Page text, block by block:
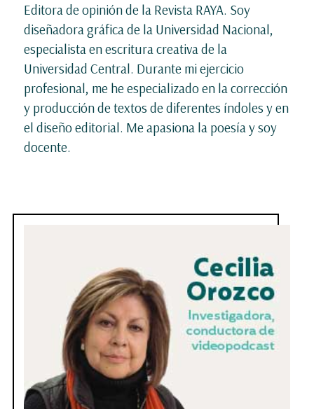
Editora de opinión de la Revista RAYA. Soy
diseñadora gráfica de la Universidad Nacional,
especialista en escritura creativa de la
Universidad Central. Durante mi ejercicio
profesional, me he especializado en la corrección
y producción de textos de diferentes índoles y en
el diseño editorial. Me apasiona la poesía y soy
docente.